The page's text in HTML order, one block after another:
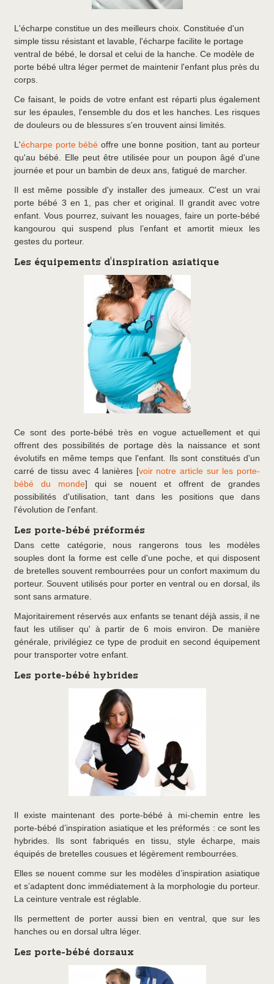
L'écharpe constitue un des meilleurs choix. Constituée d'un
simple tissu résistant et lavable, l'écharpe facilite le portage
ventral de bébé, le dorsal et celui de la hanche. Ce modèle de
porte bébé ultra léger permet de maintenir l'enfant plus près du
corps.
Ce faisant, le poids de votre enfant est réparti plus également
sur les épaules, l'ensemble du dos et les hanches. Les risques
de douleurs ou de blessures s'en trouvent ainsi limités.
L'écharpe porte bébé offre une bonne position, tant au porteur
qu'au bébé. Elle peut être utilisée pour un poupon âgé d'une
journée et pour un bambin de deux ans, fatigué de marcher.
Il est même possible d'y installer des jumeaux. C'est un vrai
porte bébé 3 en 1, pas cher et original. Il grandit avec votre
enfant. Vous pourrez, suivant les nouages, faire un porte-bébé
kangourou qui suspend plus l’enfant et amortit mieux les
gestes du porteur.
Les équipements d'inspiration asiatique
Ce sont des porte-bébé très en vogue actuellement et qui
offrent des possibilités de portage dès la naissance et sont
évolutifs en même temps que l'enfant. Ils sont constitués d'un
carré de tissu avec 4 lanières [voir notre article sur les porte-
bébé du monde] qui se nouent et offrent de grandes
possibilités d'utilisation, tant dans les positions que dans
l'évolution de l'enfant.
Les porte-bébé préformés
Dans cette catégorie, nous rangerons tous les modèles
souples dont la forme est celle d'une poche, et qui disposent
de bretelles souvent rembourrées pour un confort maximum du
porteur. Souvent utilisés pour porter en ventral ou en dorsal, ils
sont sans armature.
Majoritairement réservés aux enfants se tenant déjà assis, il ne
faut les utiliser qu' à partir de 6 mois environ. De manière
générale, privilégiez ce type de produit en second équipement
pour transporter votre enfant.
Les porte-bébé hybrides
Il existe maintenant des porte-bébé à mi-chemin entre les
porte-bébé d’inspiration asiatique et les préformés : ce sont les
hybrides. Ils sont fabriqués en tissu, style écharpe, mais
équipés de bretelles cousues et légèrement rembourrées.
Elles se nouent comme sur les modèles d’inspiration asiatique
et s’adaptent donc immédiatement à la morphologie du porteur.
La ceinture ventrale est réglable.
Ils permettent de porter aussi bien en ventral, que sur les
hanches ou en dorsal ultra léger.
Les porte-bébé dorsaux